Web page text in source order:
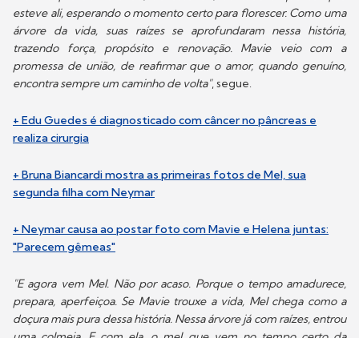
esteve ali, esperando o momento certo para florescer. Como uma
árvore da vida, suas raízes se aprofundaram nessa história,
trazendo força, propósito e renovação. Mavie veio com a
promessa de união, de reafirmar que o amor, quando genuíno,
encontra sempre um caminho de volta", segue.
+ Edu Guedes é diagnosticado com câncer no pâncreas e
realiza cirurgia
+ Bruna Biancardi mostra as primeiras fotos de Mel, sua
segunda filha com Neymar
+ Neymar causa ao postar foto com Mavie e Helena juntas:
"Parecem gêmeas"
"E agora vem Mel. Não por acaso. Porque o tempo amadurece,
prepara, aperfeiçoa. Se Mavie trouxe a vida, Mel chega como a
doçura mais pura dessa história. Nessa árvore já com raízes, entrou